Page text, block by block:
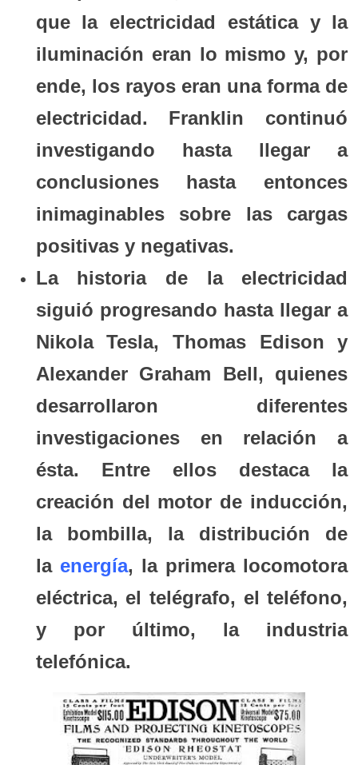
que la electricidad estática y la
iluminación eran lo mismo y, por
ende, los rayos eran una forma de
electricidad. Franklin continuó
investigando hasta llegar a
conclusiones hasta entonces
inimaginables sobre las cargas
positivas y negativas.
La historia de la electricidad
siguió progresando hasta llegar a
Nikola Tesla, Thomas Edison y
Alexander Graham Bell, quienes
desarrollaron diferentes
investigaciones en relación a
ésta. Entre ellos destaca la
creación del motor de inducción,
la bombilla, la distribución de
la energía, la primera locomotora
eléctrica, el telégrafo, el teléfono,
y por último, la industria
telefónica.